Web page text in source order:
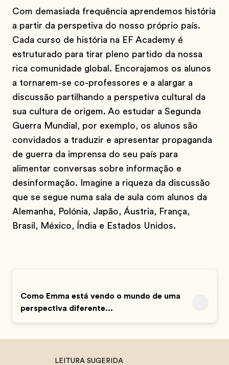
Com demasiada frequência aprendemos história
a partir da perspetiva do nosso próprio país.
Cada curso de história na EF Academy é
estruturado para tirar pleno partido da nossa
rica comunidade global. Encorajamos os alunos
a tornarem-se co-professores e a alargar a
discussão partilhando a perspetiva cultural da
sua cultura de origem. Ao estudar a Segunda
Guerra Mundial, por exemplo, os alunos são
convidados a traduzir e apresentar propaganda
de guerra da imprensa do seu país para
alimentar conversas sobre informação e
desinformação. Imagine a riqueza da discussão
que se segue numa sala de aula com alunos da
Alemanha, Polónia, Japão, Áustria, França,
Brasil, México, Índia e Estados Unidos.
Como Emma está vendo o mundo de uma
perspectiva diferente...
LEITURA SUGERIDA